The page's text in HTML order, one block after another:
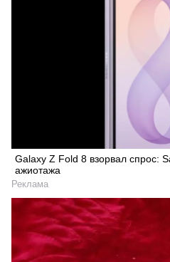
Galaxy Z Fold 8 взорвал спрос:
ажиотажа
Реклама